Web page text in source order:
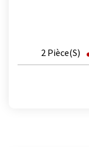
2 Pièce(s)